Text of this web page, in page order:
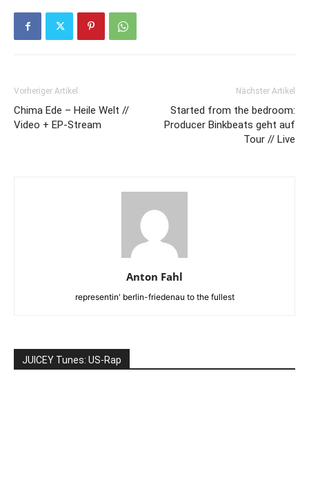
Vorheriger Artikel
Chima Ede – Heile Welt //
Video + EP-Stream
Nächster Artikel
Started from the bedroom:
Producer Binkbeats geht auf
Tour // Live
Anton Fahl
representin' berlin-friedenau to the fullest
JUICEY Tunes: US-Rap